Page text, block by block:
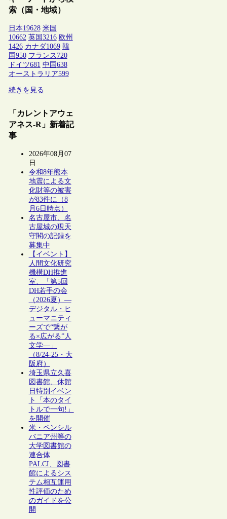
索（国・地域）
日本19628 米国
10662 英国 3216 欧州
1426 カナダ1069 韓
国 950 フランス 720
ドイツ681 中国 638
オーストラリア599
続きを見る
「カレントアウェ
アネス-R」新着記
事
2026年08月07
日
令和8年熊本
地震による文
化財等の被害
が83件に（8
月6日時点）
名古屋市、名
古屋城の現天
守閣の記録を
募集中
【イベント】
人間文化研究
機構DH推進
室、「第5回
DH若手の会
（2026夏）―
デジタル・ヒ
ューマニティ
ーズで“繋が
る×広がる”人
文学―」
（8/24-25・大
阪府）
埼玉県立久喜
図書館、休館
日特別イベン
ト「本のタイ
トルで一句!」
を開催
米・ペンシル
バニア州等の
大学図書館の
連合体
PALCI、図書
館によるシス
テム相互運用
性評価のため
のガイドを公
開